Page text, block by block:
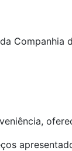
Companhia